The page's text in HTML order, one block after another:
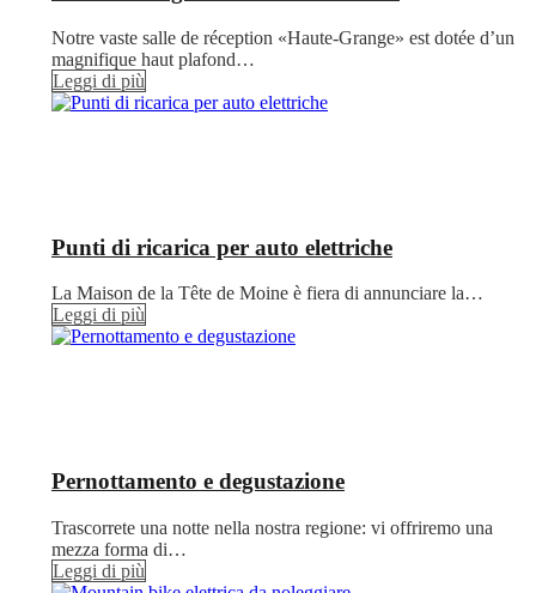
Notre vaste salle de réception «Haute-Grange» est dotée d’un
magnifique haut plafond…
Leggi di più
Punti di ricarica per auto elettriche
La Maison de la Tête de Moine è fiera di annunciare la…
Leggi di più
Pernottamento e degustazione
Trascorrete una notte nella nostra regione: vi offriremo una
mezza forma di…
Leggi di più